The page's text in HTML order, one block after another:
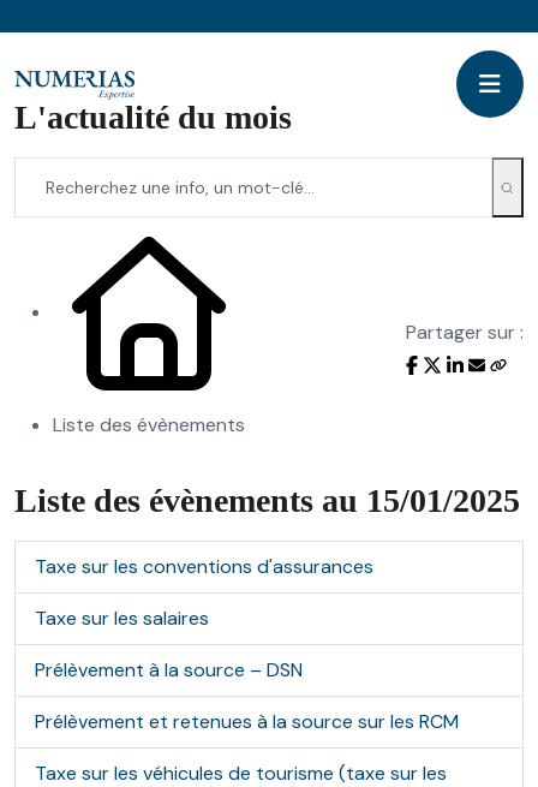
L'actualité du mois
Liste des évènements
Partager sur :
Liste des évènements au 15/01/2025
Taxe sur les conventions d'assurances
Taxe sur les salaires
Prélèvement à la source – DSN
Prélèvement et retenues à la source sur les RCM
Taxe sur les véhicules de tourisme (taxe sur les